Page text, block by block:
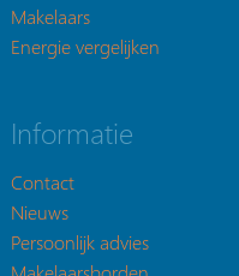
Makelaars
Energie vergelijken
Informatie
Contact
Nieuws
Persoonlijk advies